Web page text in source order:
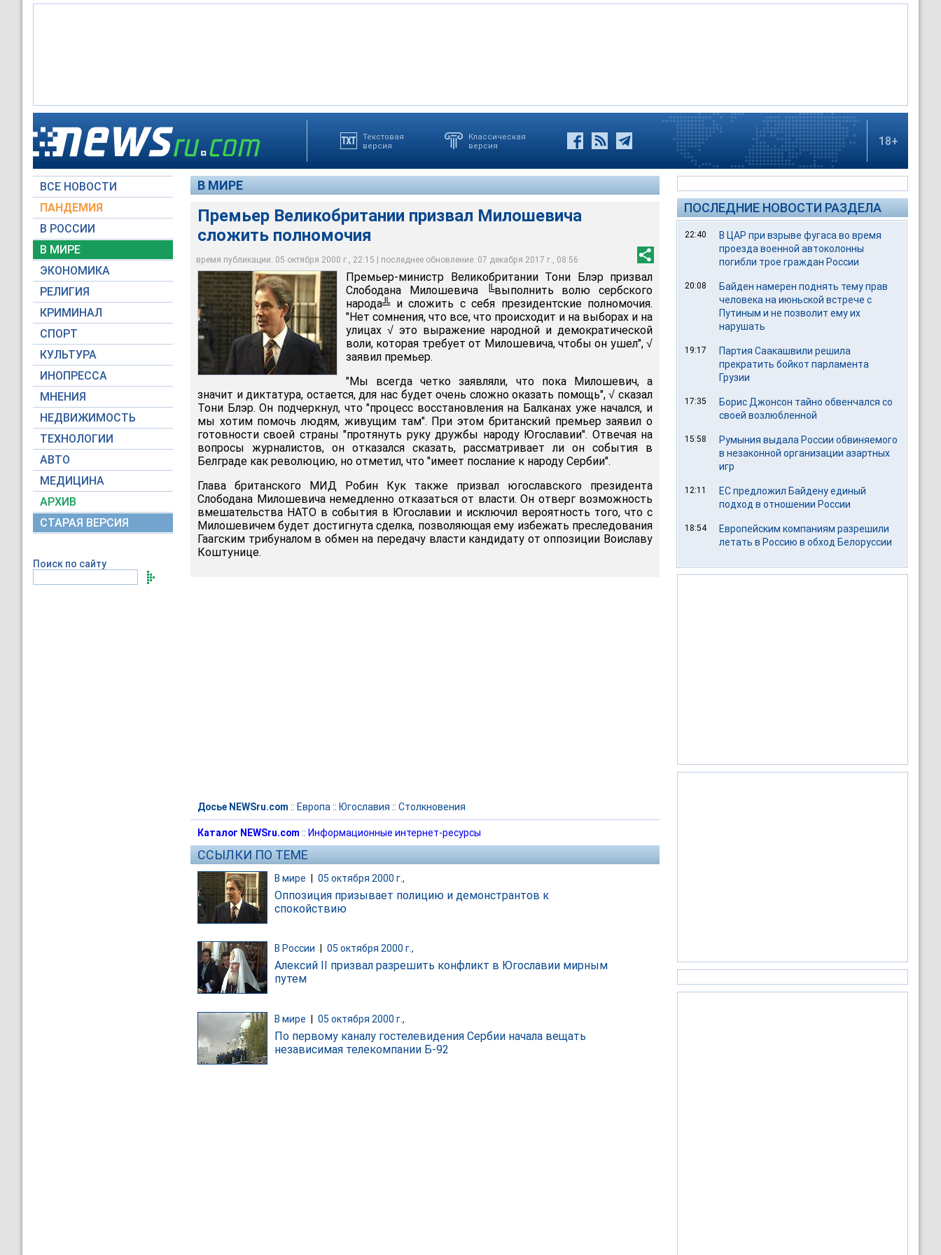
Текстовая
версия
Классическая
версия
18+
ВСЕ НОВОСТИ
ПАНДЕМИЯ
В РОССИИ
В МИРЕ
ЭКОНОМИКА
РЕЛИГИЯ
КРИМИНАЛ
СПОРТ
КУЛЬТУРА
ИНОПРЕССА
МНЕНИЯ
НЕДВИЖИМОСТЬ
ТЕХНОЛОГИИ
АВТО
МЕДИЦИНА
АРХИВ
СТАРАЯ ВЕРСИЯ
Поиск по сайту
В МИРЕ
Премьер Великобритании призвал Милошевича
сложить полномочия
время публикации: 05 октября 2000 г., 22:15 | последнее обновление: 07 декабря 2017 г., 08:56
Премьер Великобритании призвал Милошевича сложить полномочия
Архив НТВ
Премьер-министр Великобритании Тони Блэр призвал
Слободана Милошевича ╚выполнить волю сербского
народа╩ и сложить с себя президентские полномочия.
"Нет сомнения, что все, что происходит и на выборах и на
улицах √ это выражение народной и демократической
воли, которая требует от Милошевича, чтобы он ушел", √
заявил премьер.
"Мы всегда четко заявляли, что пока Милошевич, а
значит и диктатура, остается, для нас будет очень сложно оказать помощь", √ сказал
Тони Блэр. Он подчеркнул, что "процесс восстановления на Балканах уже начался, и
мы хотим помочь людям, живущим там". При этом британский премьер заявил о
готовности своей страны "протянуть руку дружбы народу Югославии". Отвечая на
вопросы журналистов, он отказался сказать, рассматривает ли он события в
Белграде как революцию, но отметил, что "имеет послание к народу Сербии".
Глава британского МИД Робин Кук также призвал югославского президента
Слободана Милошевича немедленно отказаться от власти. Он отверг возможность
вмешательства НАТО в события в Югославии и исключил вероятность того, что с
Милошевичем будет достигнута сделка, позволяющая ему избежать преследования
Гаагским трибуналом в обмен на передачу власти кандидату от оппозиции Воиславу
Коштунице.
Досье NEWSru.com :: Европа :: Югославия :: Столкновения
Каталог NEWSru.com :: Информационные интернет-ресурсы
ССЫЛКИ ПО ТЕМЕ
В мире 05 октября 2000 г.,
Оппозиция призывает полицию и демонстрантов к
спокойствию
В России 05 октября 2000 г.,
Алексий II призвал разрешить конфликт в Югославии мирным
путем
В мире | 05 октября 2000 г.,
По первому каналу гостелевидения Сербии начала вещать
независимая телекомпании Б-92
ПОСЛЕДНИЕ НОВОСТИ РАЗДЕЛА
22:40
В ЦАР при взрыве фугаса во время
проезда военной автоколонны
погибли трое граждан России
20:08
Байден намерен поднять тему прав
человека на июньской встрече с
Путиным и не позволит ему их
нарушать
19:17
Партия Саакашвили решила
прекратить бойкот парламента
Грузии
17:35
Борис Джонсон тайно обвенчался со
своей возлюбленной
15:58
Румыния выдала России обвиняемого
в незаконной организации азартных
игр
12:11
ЕС предложил Байдену единый
подход в отношении России
18:54
Европейским компаниям разрешили
летать в Россию в обход Белоруссии